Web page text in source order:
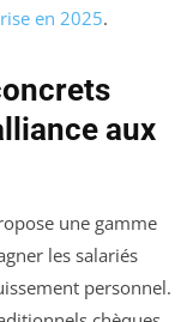
en 2025.
aux
une gamme
les salariés
personnel.